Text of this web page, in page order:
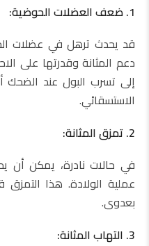
1. ضعف العضلات الحوضية:
قد يحدث ترهل في عضلات
دعم المثانة وقدرتها على
إلى تسرب البول عند الضحك
الاستسقائي.
2. تمزق المثانة:
في حالات نادرة، يمكن أن
عملية الولادة. هذا
بعدوى.
3. التهاب المثانة: